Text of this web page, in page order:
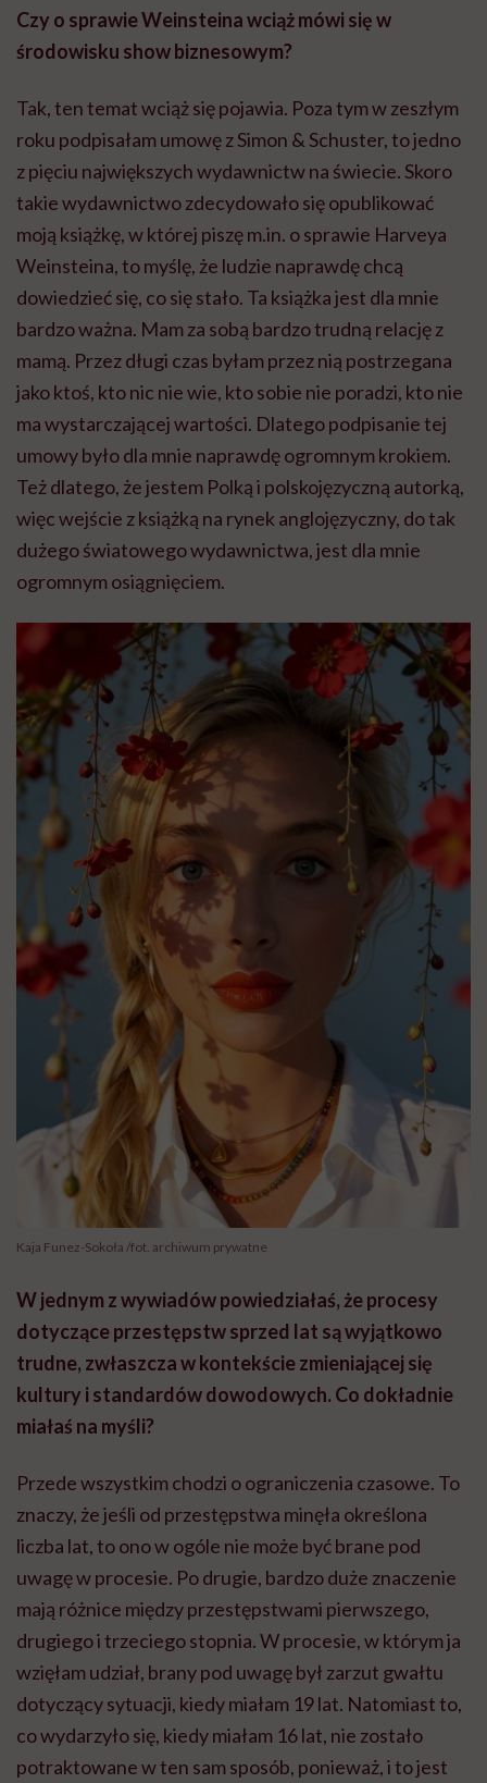
Czy o sprawie Weinsteina wciąż mówi się w
środowisku show biznesowym?
Tak, ten temat wciąż się pojawia. Poza tym w zeszłym
roku podpisałam umowę z Simon & Schuster, to jedno
z pięciu największych wydawnictw na świecie. Skoro
takie wydawnictwo zdecydowało się opublikować
moją książkę, w której piszę m.in. o sprawie Harveya
Weinsteina, to myślę, że ludzie naprawdę chcą
dowiedzieć się, co się stało. Ta książka jest dla mnie
bardzo ważna. Mam za sobą bardzo trudną relację z
mamą. Przez długi czas byłam przez nią postrzegana
jako ktoś, kto nic nie wie, kto sobie nie poradzi, kto nie
ma wystarczającej wartości. Dlatego podpisanie tej
umowy było dla mnie naprawdę ogromnym krokiem.
Też dlatego, że jestem Polką i polskojęzyczną autorką,
więc wejście z książką na rynek anglojęzyczny, do tak
dużego światowego wydawnictwa, jest dla mnie
ogromnym osiągnięciem.
Kaja Funez-Sokoła /fot. archiwum prywatne
W jednym z wywiadów powiedziałaś, że procesy
dotyczące przestępstw sprzed lat są wyjątkowo
trudne, zwłaszcza w kontekście zmieniającej się
kultury i standardów dowodowych. Co dokładnie
miałaś na myśli?
Przede wszystkim chodzi o ograniczenia czasowe. To
znaczy, że jeśli od przestępstwa minęła określona
liczba lat, to ono w ogóle nie może być brane pod
uwagę w procesie. Po drugie, bardzo duże znaczenie
mają różnice między przestępstwami pierwszego,
drugiego i trzeciego stopnia. W procesie, w którym ja
wzięłam udział, brany pod uwagę był zarzut gwałtu
dotyczący sytuacji, kiedy miałam 19 lat. Natomiast to,
co wydarzyło się, kiedy miałam 16 lat, nie zostało
potraktowane w ten sam sposób, ponieważ, i to jest